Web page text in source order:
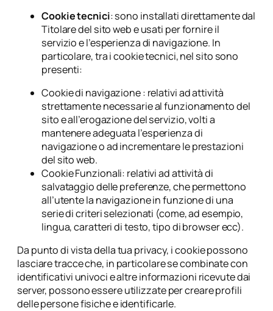
Cookie tecnici: sono installati direttamente dal
Titolare del sito web e usati per fornire il
servizio e l’esperienza di navigazione. In
particolare, tra i cookie tecnici, nel sito sono
presenti:
Cookie di navigazione : relativi ad attività
strettamente necessarie al funzionamento del
sito e all’erogazione del servizio, volti a
mantenere adeguata l’esperienza di
navigazione o ad incrementare le prestazioni
del sito web.
Cookie Funzionali: relativi ad attività di
salvataggio delle preferenze, che permettono
all’utente la navigazione in funzione di una
serie di criteri selezionati (come, ad esempio,
lingua, caratteri di testo, tipo di browser ecc).
Da punto di vista della tua privacy, i cookie possono
lasciare tracce che, in particolare se combinate con
identificativi univoci e altre informazioni ricevute dai
server, possono essere utilizzate per creare profili
delle persone fisiche e identificarle.